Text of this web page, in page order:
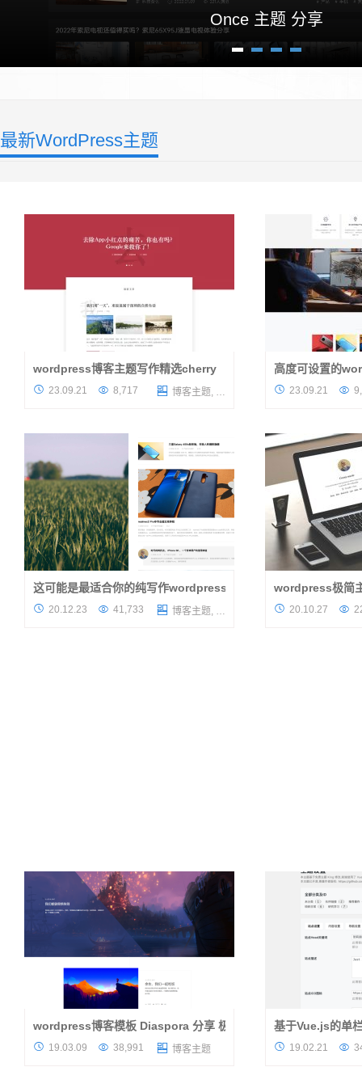
Pixel 素材主题
最新WordPress主题
一款可变色的wordpress博客主题，通过后台
设置的选色卡可以设置为你喜欢的颜色，一款
对文章列表里的很多布局进行展...
wordpress博客主题写作精选cherry
 23.09.21  8,717  博客主题, 收费主题
设置，并且模块可
高度可设置的
 23.09.21 
博客博客，重在写作，大叔一直以来对博客站
点的定义，之前发布的《wordpress极简主题
这可能是最适合你的纯写作wordpress模板C.U.X-1 分享
 20.12.23  41,733  博客主题, 收费主题
闲来无事，分享一
wordpress极简
 20.10.27 
从该wordpress博客模板的git更新年代看，已
wordpress博客模板 Diaspora 分享 极简又文艺十足
 19.03.09  38,991  博客主题
主题简介 手机端自
基于Vue.js的单
 19.02.21 